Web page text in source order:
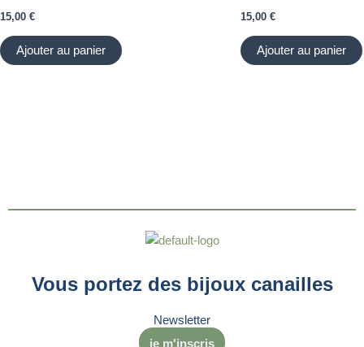
15,00 €
Ajouter au panier
15,00 €
Ajouter au panier
Vous portez des bijoux canailles
Newsletter
je m'inscris